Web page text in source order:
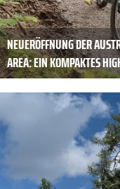
NEUERÖFFNUNG DER
AREA: EIN KOMPAKTES